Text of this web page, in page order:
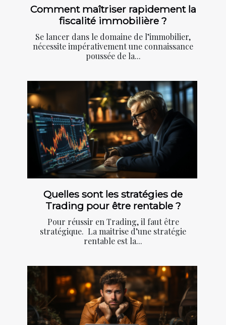
Comment maîtriser rapidement la
fiscalité immobilière ?
Se lancer dans le domaine de l’immobilier,
nécessite impérativement une connaissance
poussée de la...
Quelles sont les stratégies de
Trading pour être rentable ?
Pour réussir en Trading, il faut être
stratégique. La maitrise d’une stratégie
rentable est la...